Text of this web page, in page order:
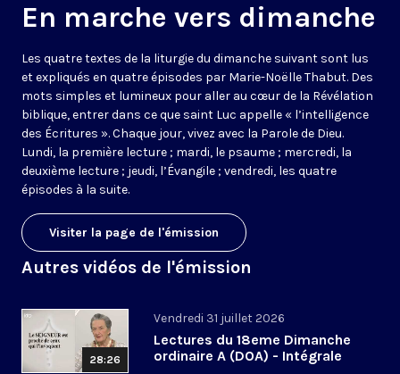
En marche vers dimanche
Les quatre textes de la liturgie du dimanche suivant sont lus
et expliqués en quatre épisodes par Marie-Noëlle Thabut. Des
mots simples et lumineux pour aller au cœur de la Révélation
biblique, entrer dans ce que saint Luc appelle « l’intelligence
des Écritures ». Chaque jour, vivez avec la Parole de Dieu.
Lundi, la première lecture ; mardi, le psaume ; mercredi, la
deuxième lecture ; jeudi, l’Évangile ; vendredi, les quatre
épisodes à la suite.
Visiter la page de l'émission
Autres vidéos de l'émission
28:26
Vendredi 31 juillet 2026
Lectures du 18eme Dimanche
ordinaire A (DOA) - Intégrale